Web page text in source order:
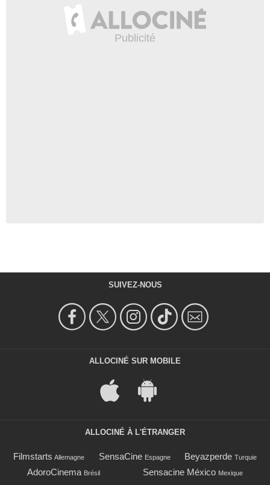
SUIVEZ-NOUS
ALLOCINÉ SUR MOBILE
ALLOCINÉ À L'ÉTRANGER
Filmstarts Allemagne SensaCine Espagne Beyazperde Turquie
AdoroCinema Brésil Sensacine México Mexique